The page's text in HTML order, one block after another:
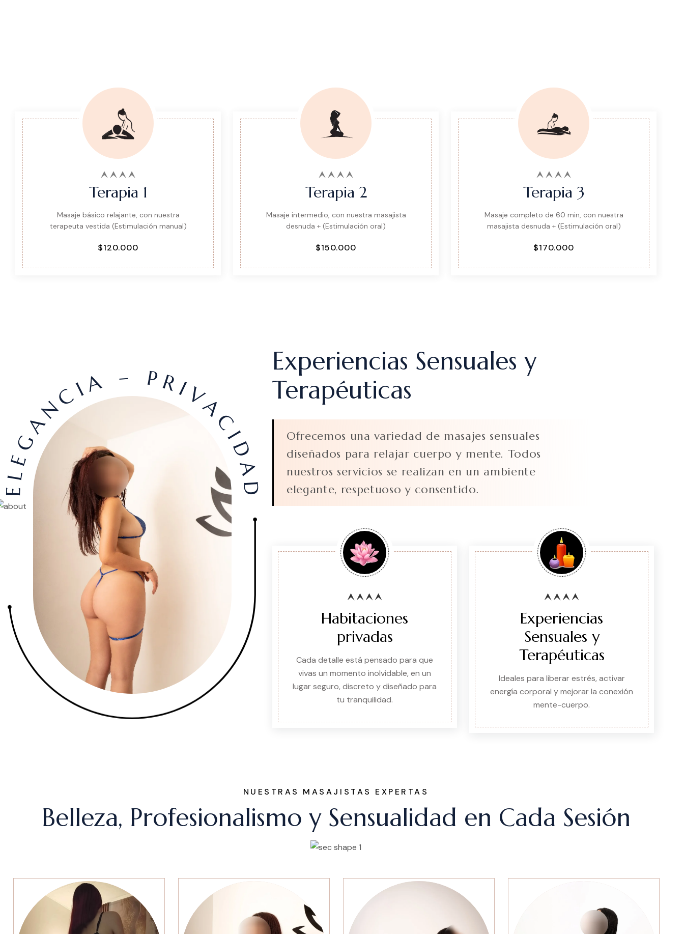
Terapia 1
Masaje básico relajante, con nuestra
terapeuta vestida (Estimulación manual)
$120.000
Terapia 2
Masaje intermedio, con nuestra masajista
desnuda + (Estimulación oral)
$150.000
Terapia 3
Masaje completo de 60 min, con nuestra
masajista desnuda + (Estimulación oral)
$170.000
ELEGANCIA – PRIVACIDAD
Experiencias Sensuales y
Terapéuticas
Ofrecemos una variedad de masajes sensuales
diseñados para relajar cuerpo y mente. Todos
nuestros servicios se realizan en un ambiente
elegante, respetuoso y consentido.
Habitaciones
privadas
Cada detalle está pensado para que
vivas un momento inolvidable, en un
lugar seguro, discreto y diseñado para
tu tranquilidad.
Experiencias
Sensuales y
Terapéuticas
Ideales para liberar estrés, activar
energía corporal y mejorar la conexión
mente-cuerpo.
NUESTRAS MASAJISTAS EXPERTAS
Belleza, Profesionalismo y Sensualidad en Cada Sesión